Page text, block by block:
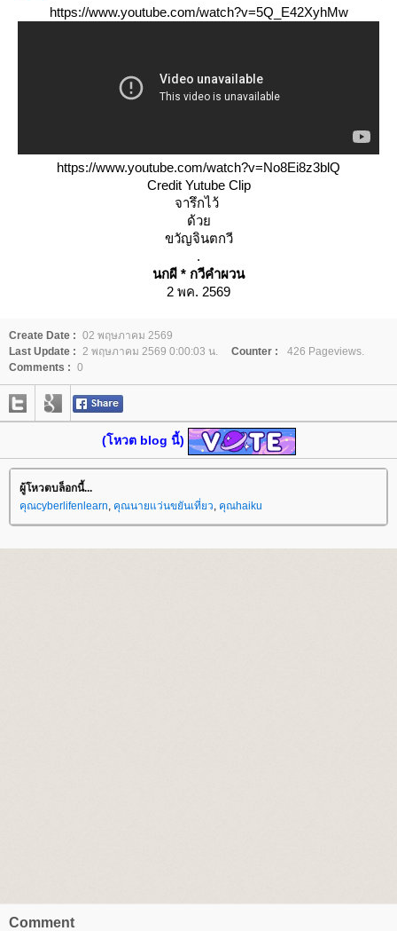
https://www.youtube.com/watch?v=5Q_E42XyhMw
https://www.youtube.com/watch?v=No8Ei8z3blQ
Credit Yutube Clip
จารึกไว้
ด้วย
ขวัญจินตกวี
.
นกผี * กวีคำผวน
2 พค. 2569
Create Date : 02 พฤษภาคม 2569
Last Update : 2 พฤษภาคม 2569 0:00:03 น. Counter :
426 Pageviews.
Comments : 0
(โหวต blog นี้)
ผู้โหวตบล็อกนี้...
คุณcyberlifenlearn, คุณนายแว่นขยันเที่ยว, คุณhaiku
Comment